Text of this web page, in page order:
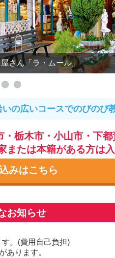
さん「ラ・ムール」
の広いコースでのびのび
栃木市・小山市・下
たは本籍がある方は入
みはこちら
お知らせ
。(費用自己負担)
あります。